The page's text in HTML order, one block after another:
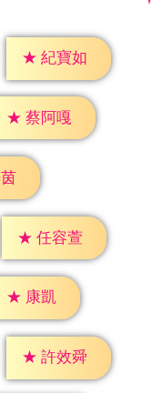
★ 紀寶如
★ 蔡阿嘎
★ 任容萱
★ 康凱
★ 許效舜